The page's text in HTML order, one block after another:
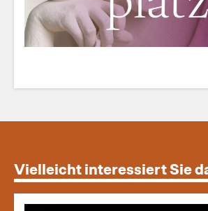
Vielleicht interessiert Sie